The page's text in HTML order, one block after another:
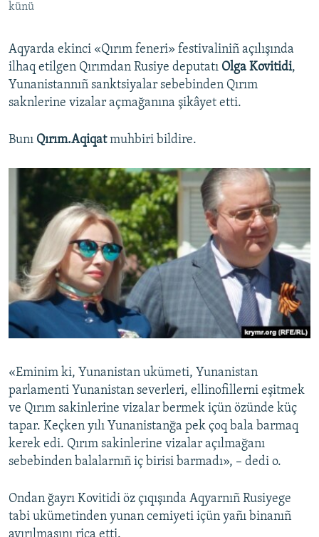
RFE/RS bütün saytları
künü
Aqyarda ekinci «Qırım feneri» festivaliniñ açılışında
ilhaq etilgen Qırımdan Rusiye deputatı Olga Kovitidi,
Yunanistannıñ sanktsiyalar sebebinden Qırım
saknlerine vizalar açmağanına şikâyet etti.
Bunı Qırım.Aqiqatmuhbiri bildire.
«Eminim ki, Yunanistan ukümeti, Yunanistan
parlamenti Yunanistan severleri, ellinofillerni eşitmek
ve Qırım sakinlerine vizalar bermek içün özünde küç
tapar. Keçken yılı Yunanistanğa pek çoq bala barmaq
kerek edi. Qırım sakinlerine vizalar açılmağanı
sebebinden balalarnıñ iç birisi barmadı», – dedi o.
Ondan ğayrı Kovitidi öz çıqışında Aqyarnıñ Rusiyege
tabi ukümetinden yunan cemiyeti içün yañı binanıñ